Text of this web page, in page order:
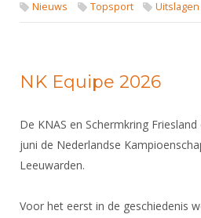
Nieuws Topsport
NK Equipe 2026
De KNAS en Schermkring
juni de Nederlandse
Leeuwarden.
Voor het eerst in de geschiedenis